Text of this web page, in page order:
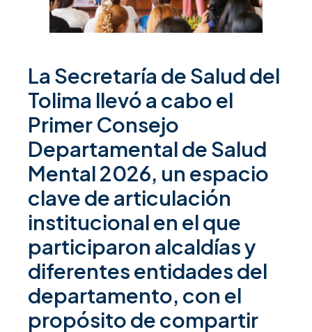
La Secretaría de Salud del
Tolima llevó a cabo el
Primer Consejo
Departamental de Salud
Mental 2026, un espacio
clave de articulación
institucional en el que
participaron alcaldías y
diferentes entidades del
departamento, con el
propósito de compartir